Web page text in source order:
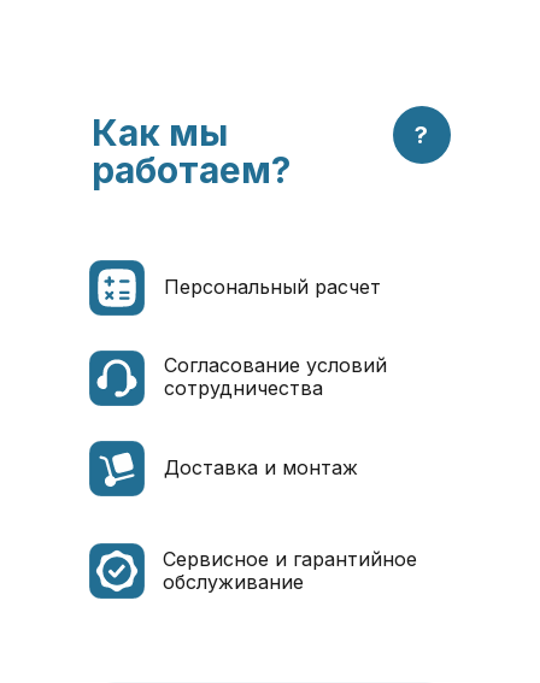
Как мы
работаем?
?
Сервисное и гарантийное
обслуживание
Доставка и монтаж
Согласование условий
сотрудничества
Персональный расчет